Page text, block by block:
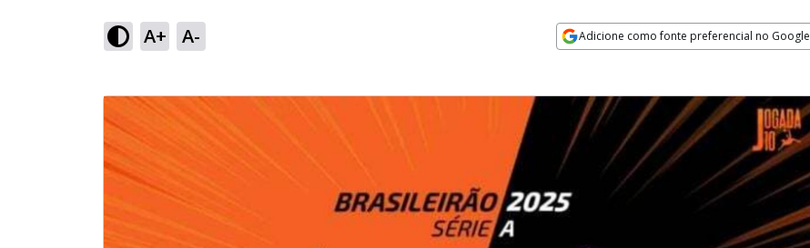
A+ A- Adicione como fonte preferencial no Google